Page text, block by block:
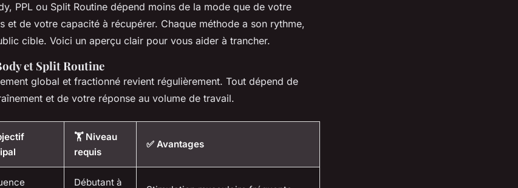
PPL ou Split Routine dépend moins de la mode que de votre
et de votre capacité à récupérer. Chaque méthode a son rythme,
cible. Voici un aperçu clair pour vous aider à trancher.
et Split Routine
global et fractionné revient régulièrement. Tout dépend de
et de votre réponse au volume de travail.
🏋️ Niveau
requis
✅ Avantages
Débutant à